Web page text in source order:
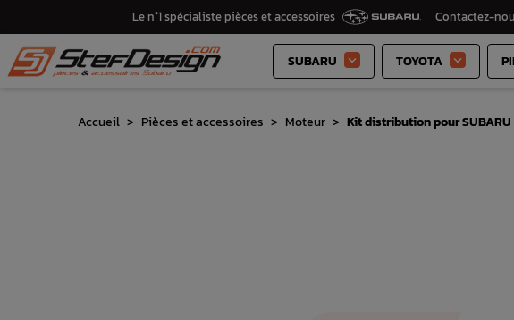
Le n°1 spécialiste pièces et accessoires Contactez-
SUBARU  TOYOTA 
Accueil Pièces et accessoires Moteur Kit distribution pour SUBARU